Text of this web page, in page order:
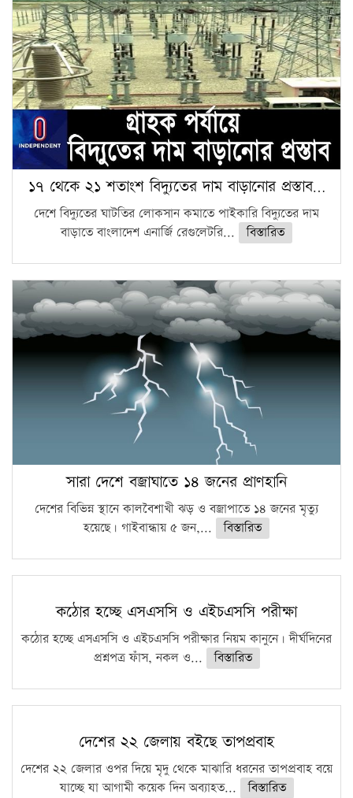
১৭ থেকে ২১ শতাংশ বিদ্যুতের দাম বাড়ানোর প্রস্তাব…
দেশে বিদ্যুতের ঘাটতির লোকসান কমাতে পাইকারি বিদ্যুতের দাম
বাড়াতে বাংলাদেশ এনার্জি রেগুলেটরি...
বিস্তারিত
সারা দেশে বজ্রাঘাতে ১৪ জনের প্রাণহানি
দেশের বিভিন্ন স্থানে কালবৈশাখী ঝড় ও বজ্রাপাতে ১৪ জনের মৃত্যু
হয়েছে। গাইবান্ধায় ৫ জন,...
বিস্তারিত
কঠোর হচ্ছে এসএসসি ও এইচএসসি পরীক্ষা
কঠোর হচ্ছে এসএসসি ও এইচএসসি পরীক্ষার নিয়ম কানুনে। দীর্ঘদিনের
প্রশ্নপত্র ফাঁস, নকল ও...
বিস্তারিত
দেশের ২২ জেলায় বইছে তাপপ্রবাহ
দেশের ২২ জেলার ওপর দিয়ে মৃদু থেকে মাঝারি ধরনের তাপপ্রবাহ বয়ে
যাচ্ছে যা আগামী কয়েক দিন অব্যাহত...
বিস্তারিত